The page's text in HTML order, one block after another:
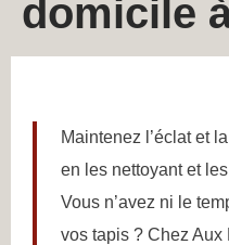
domicile
Maintenez l’éclat et
en les nettoyant et
Vous n’avez ni le
vos tapis ? Chez Aux